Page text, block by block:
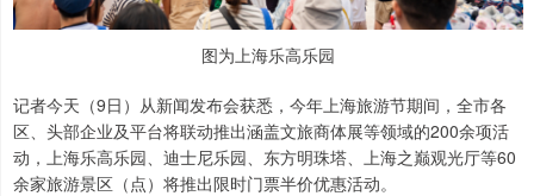
图为上海乐高乐园
记者今天（9日）从新闻发布会获悉，今年上海旅游节期间，全市各
区、头部企业及平台将联动推出涵盖文旅商体展等领域的200余项活
动，上海乐高乐园、迪士尼乐园、东方明珠塔、上海之巅观光厅等60
余家旅游景区（点）将推出限时门票半价优惠活动。